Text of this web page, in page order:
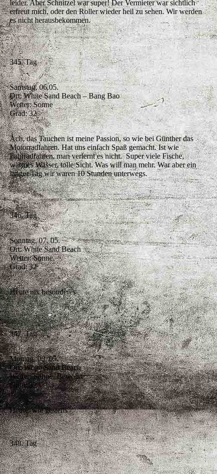
leider. Aber Schnitzel war super! Der Vermieter war sichtlich
erfreut mich, oder den Roller wieder heil zu sehen. Wir werden
es nicht herausbekommen.
345. Tag
Samstag, 06.05.
Ort: White Sand Beach – Bang Bao
Wetter: Sonne
Grad: 32
Ach, das Tauchen ist meine Passion, so wie bei Günther das
Motorradfahren. Hat uns einfach Spaß gemacht. Ist wie
Fahrradfahren, man verlernt es nicht. Super viele Fische,
warmes Wasser, tolle Sicht. Was will man mehr. War aber ein
langer Tag wir waren 10 Stunden unterwegs.
346. Tag
Sonntag, 07. 05.
Ort: White Sand Beach
Wetter: Sonne
Grad: 32
Heute nix besonderes
347. Tag
Montag, 08. 05.
Ort: White Sand Beach
Wetter: Sonne, Bewölkt
Grad: 32
Heute: wie gestern
348. Tag